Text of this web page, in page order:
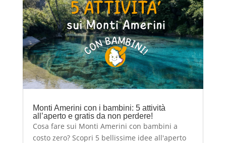
Monti Amerini con i bambini: 5 attività
all’aperto e gratis da non perdere!
Cosa fare sui Monti Amerini con bambini a
costo zero? Scopri 5 bellissime idee all'aperto